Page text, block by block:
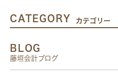
CATEGORY カテゴリー
BLOG
藤垣会計ブログ